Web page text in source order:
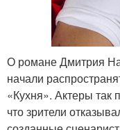
О романе Дмитрия
начали
«Кухня». Актеры так
что зрители